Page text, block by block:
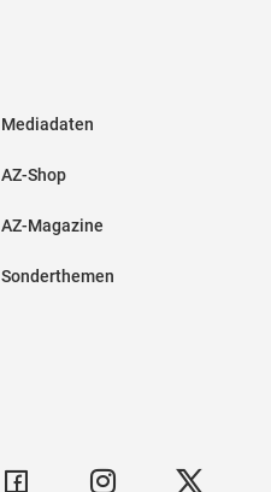
Mediadaten
AZ-Shop
AZ-Magazine
Sonderthemen